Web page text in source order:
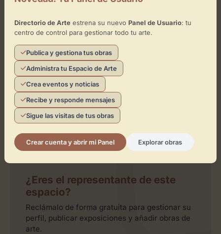
Leaflet contributors
Toca el mapa para interactuar
Activar Mapa
¿Eres el representante de este
espacio?
Reclámalo de forma gratuita para gestionar su
perfil, publicar exposiciones y añadir obras de
arte.
Directorio de Arteestrena su nuevo Panel de Usuario: tu
centro de control para gestionar todo tu arte.
Publica y gestiona tus obras
Administra tu Espacio de Arte
Crea eventos y noticias
Recibe y responde mensajes
Sigue las visitas de tus obras
Crear cuenta y abrir mi Panel Explorar obras